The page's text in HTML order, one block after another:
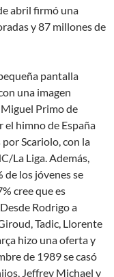
abril firmó una
y 87 millones de
pantalla
una imagen
Primo de
el himno de España
Scariolo, con la
La Liga. Además,
de los jóvenes se
cree que es
Rodrigo a
Tadic, Llorente
hizo una oferta y
de 1989 se casó
Jeffrey Michael y